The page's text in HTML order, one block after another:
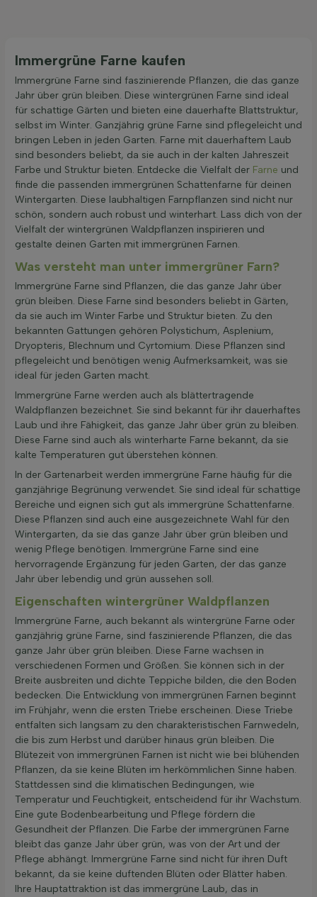
Immergrüne Farne kaufen
Immergrüne Farne sind faszinierende Pflanzen, die das ganze
Jahr über grün bleiben. Diese wintergrünen Farne sind ideal
für schattige Gärten und bieten eine dauerhafte Blattstruktur,
selbst im Winter. Ganzjährig grüne Farne sind pflegeleicht und
bringen Leben in jeden Garten. Farne mit dauerhaftem Laub
sind besonders beliebt, da sie auch in der kalten Jahreszeit
Farbe und Struktur bieten. Entdecke die Vielfalt der Farne und
finde die passenden immergrünen Schattenfarne für deinen
Wintergarten. Diese laubhaltigen Farnpflanzen sind nicht nur
schön, sondern auch robust und winterhart. Lass dich von der
Vielfalt der wintergrünen Waldpflanzen inspirieren und
gestalte deinen Garten mit immergrünen Farnen.
Was versteht man unter immergrüner Farn?
Immergrüne Farne sind Pflanzen, die das ganze Jahr über
grün bleiben. Diese Farne sind besonders beliebt in Gärten,
da sie auch im Winter Farbe und Struktur bieten. Zu den
bekannten Gattungen gehören Polystichum, Asplenium,
Dryopteris, Blechnum und Cyrtomium. Diese Pflanzen sind
pflegeleicht und benötigen wenig Aufmerksamkeit, was sie
ideal für jeden Garten macht.
Immergrüne Farne werden auch als blättertragende
Waldpflanzen bezeichnet. Sie sind bekannt für ihr dauerhaftes
Laub und ihre Fähigkeit, das ganze Jahr über grün zu bleiben.
Diese Farne sind auch als winterharte Farne bekannt, da sie
kalte Temperaturen gut überstehen können.
In der Gartenarbeit werden immergrüne Farne häufig für die
ganzjährige Begrünung verwendet. Sie sind ideal für schattige
Bereiche und eignen sich gut als immergrüne Schattenfarne.
Diese Pflanzen sind auch eine ausgezeichnete Wahl für den
Wintergarten, da sie das ganze Jahr über grün bleiben und
wenig Pflege benötigen. Immergrüne Farne sind eine
hervorragende Ergänzung für jeden Garten, der das ganze
Jahr über lebendig und grün aussehen soll.
Eigenschaften wintergrüner Waldpflanzen
Immergrüne Farne, auch bekannt als wintergrüne Farne oder
ganzjährig grüne Farne, sind faszinierende Pflanzen, die das
ganze Jahr über grün bleiben. Diese Farne wachsen in
verschiedenen Formen und Größen. Sie können sich in der
Breite ausbreiten und dichte Teppiche bilden, die den Boden
bedecken. Die Entwicklung von immergrünen Farnen beginnt
im Frühjahr, wenn die ersten Triebe erscheinen. Diese Triebe
entfalten sich langsam zu den charakteristischen Farnwedeln,
die bis zum Herbst und darüber hinaus grün bleiben. Die
Blütezeit von immergrünen Farnen ist nicht wie bei blühenden
Pflanzen, da sie keine Blüten im herkömmlichen Sinne haben.
Stattdessen sind die klimatischen Bedingungen, wie
Temperatur und Feuchtigkeit, entscheidend für ihr Wachstum.
Eine gute Bodenbearbeitung und Pflege fördern die
Gesundheit der Pflanzen. Die Farbe der immergrünen Farne
bleibt das ganze Jahr über grün, was von der Art und der
Pflege abhängt. Immergrüne Farne sind nicht für ihren Duft
bekannt, da sie keine duftenden Blüten oder Blätter haben.
Ihre Hauptattraktion ist das immergrüne Laub, das in